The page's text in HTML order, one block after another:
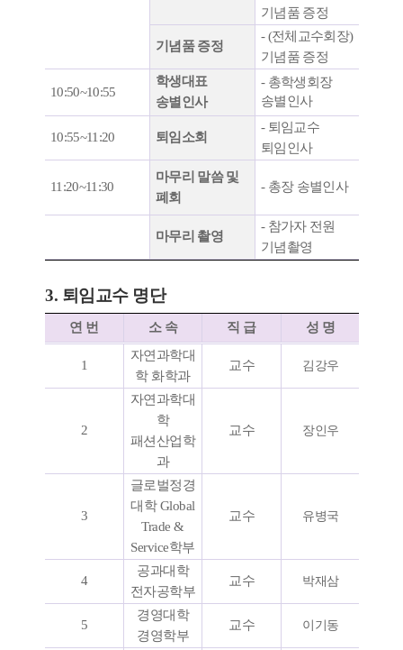
기념품 증정
기념품 증정
- (전체교수회장)
기념품 증정
10:50~10:55
학생대표
송별인사
- 총학생회장
송별인사
10:55~11:20 퇴임소회
- 퇴임교수
퇴임인사
11:20~11:30
마무리 말씀 및
폐회
- 총장 송별인사
마무리 촬영
- 참가자 전원
기념촬영
3. 퇴임교수 명단
연 번 소 속 직 급 성 명
1
자연과학대
학 화학과
교수 김강우
2
자연과학대
학
패션산업학
과
교수 장인우
3
글로벌정경
대학 Global
Trade &
Service학부
교수 유병국
4
공과대학
전자공학부
교수 박재삼
5
경영대학
경영학부
교수 이기동